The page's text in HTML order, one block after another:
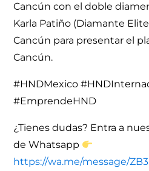
Cancún con el doble
Karla Patiño (Diamante
Cancún para presentar el
Cancún.
#HNDMexico
#EmprendeHND
¿Tienes dudas? Entra a
de Whatsapp
https://wa.me/message/